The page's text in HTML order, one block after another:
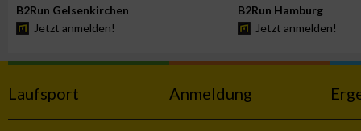
B2Run Gelsenkirchen
Jetzt anmelden!
B2Run Hamburg
Jetzt anmelden!
Laufsport Anmeldung